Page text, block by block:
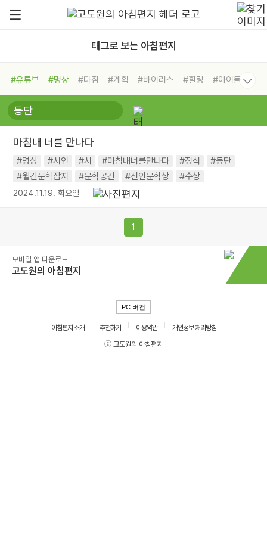
태그로 보는 아침편지
#유튜브 #명상 #다짐 #계획 #바이러스 #힐링
#아이들
#비전캠프
#독서캠프 #삶
#희망
#나눔 #친구 #링컨학교
#독서
#건강 #면역력
마침내 너를 만나다
#명상 #시인 #시 #마침내너를만나다 #정식
#등단
#월간문학잡지
#문학공간 #신인문학상 #수상
2024.11.19. 화요일
1
모바일 앱 다운로드
고도원의 아침편지
PC 버전
아침편지 소개 추천하기 이용약관
개인정보 처리방침
ⓒ 고도원의 아침편지